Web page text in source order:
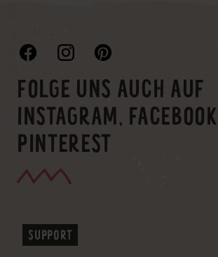
FOLGE UNS AUCH AUF
INSTAGRAM,
PINTEREST
SUPPORT